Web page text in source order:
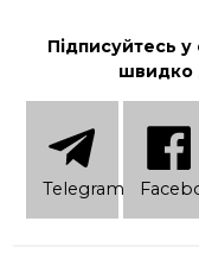
Підписуйтесь
швидко
Telеgram